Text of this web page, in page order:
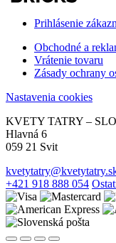
Prihlásenie
Obchodné a
Vrátenie tovaru
Zásady ochrany
Nastavenia cookies
KVETY TATRY –
Hlavná 6
059 21 Svit
+421 918 888 054